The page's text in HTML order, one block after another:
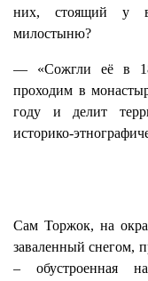
них, стоящий у
милостыню?
— «Сожгли её в
проходим в
году и делит
историко-
Сам Торжок, на
заваленный снегом,
– обустроенная